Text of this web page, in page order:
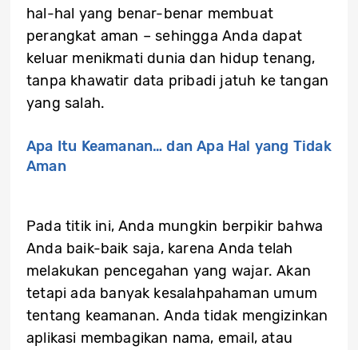
hal-hal yang benar-benar membuat
perangkat aman – sehingga Anda dapat
keluar menikmati dunia dan hidup tenang,
tanpa khawatir data pribadi jatuh ke tangan
yang salah.
Apa Itu Keamanan… dan Apa Hal yang Tidak
Aman
Pada titik ini, Anda mungkin berpikir bahwa
Anda baik-baik saja, karena Anda telah
melakukan pencegahan yang wajar. Akan
tetapi ada banyak kesalahpahaman umum
tentang keamanan. Anda tidak mengizinkan
aplikasi membagikan nama, email, atau